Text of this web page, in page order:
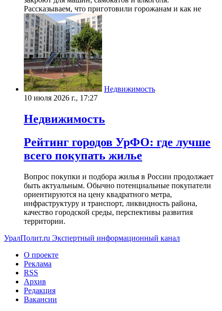
Рассказываем, что приготовили горожанам и как не
Недвижимость
10 июля 2026 г., 17:27
Недвижимость
Рейтинг городов УрФО: где лучше
всего покупать жилье
Вопрос покупки и подбора жилья в России продолжает
быть актуальным. Обычно потенциальные покупатели
ориентируются на цену квадратного метра,
инфраструктуру и транспорт, ликвидность района,
качество городской среды, перспективы развития
территории.
УралПолит.ru Экспертный информационный канал
О проекте
Реклама
RSS
Архив
Редакция
Вакансии